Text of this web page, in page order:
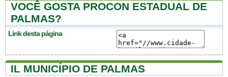
VOCÊ GOSTA PROCON ESTADUAL DE
PALMAS?
Link desta página
IL MUNICÍPIO DE PALMAS